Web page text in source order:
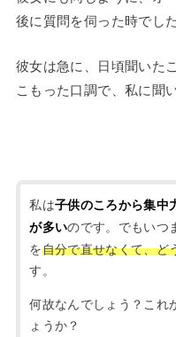
後に質問を伺った時でした
彼女は急に、日頃聞いた
こもった口調で、私に聞
私は子供のころから集中
が多いのです。でもいつ
を自分で直せなくて、ど
す。
何故なんでしょう？これ
ょうか？